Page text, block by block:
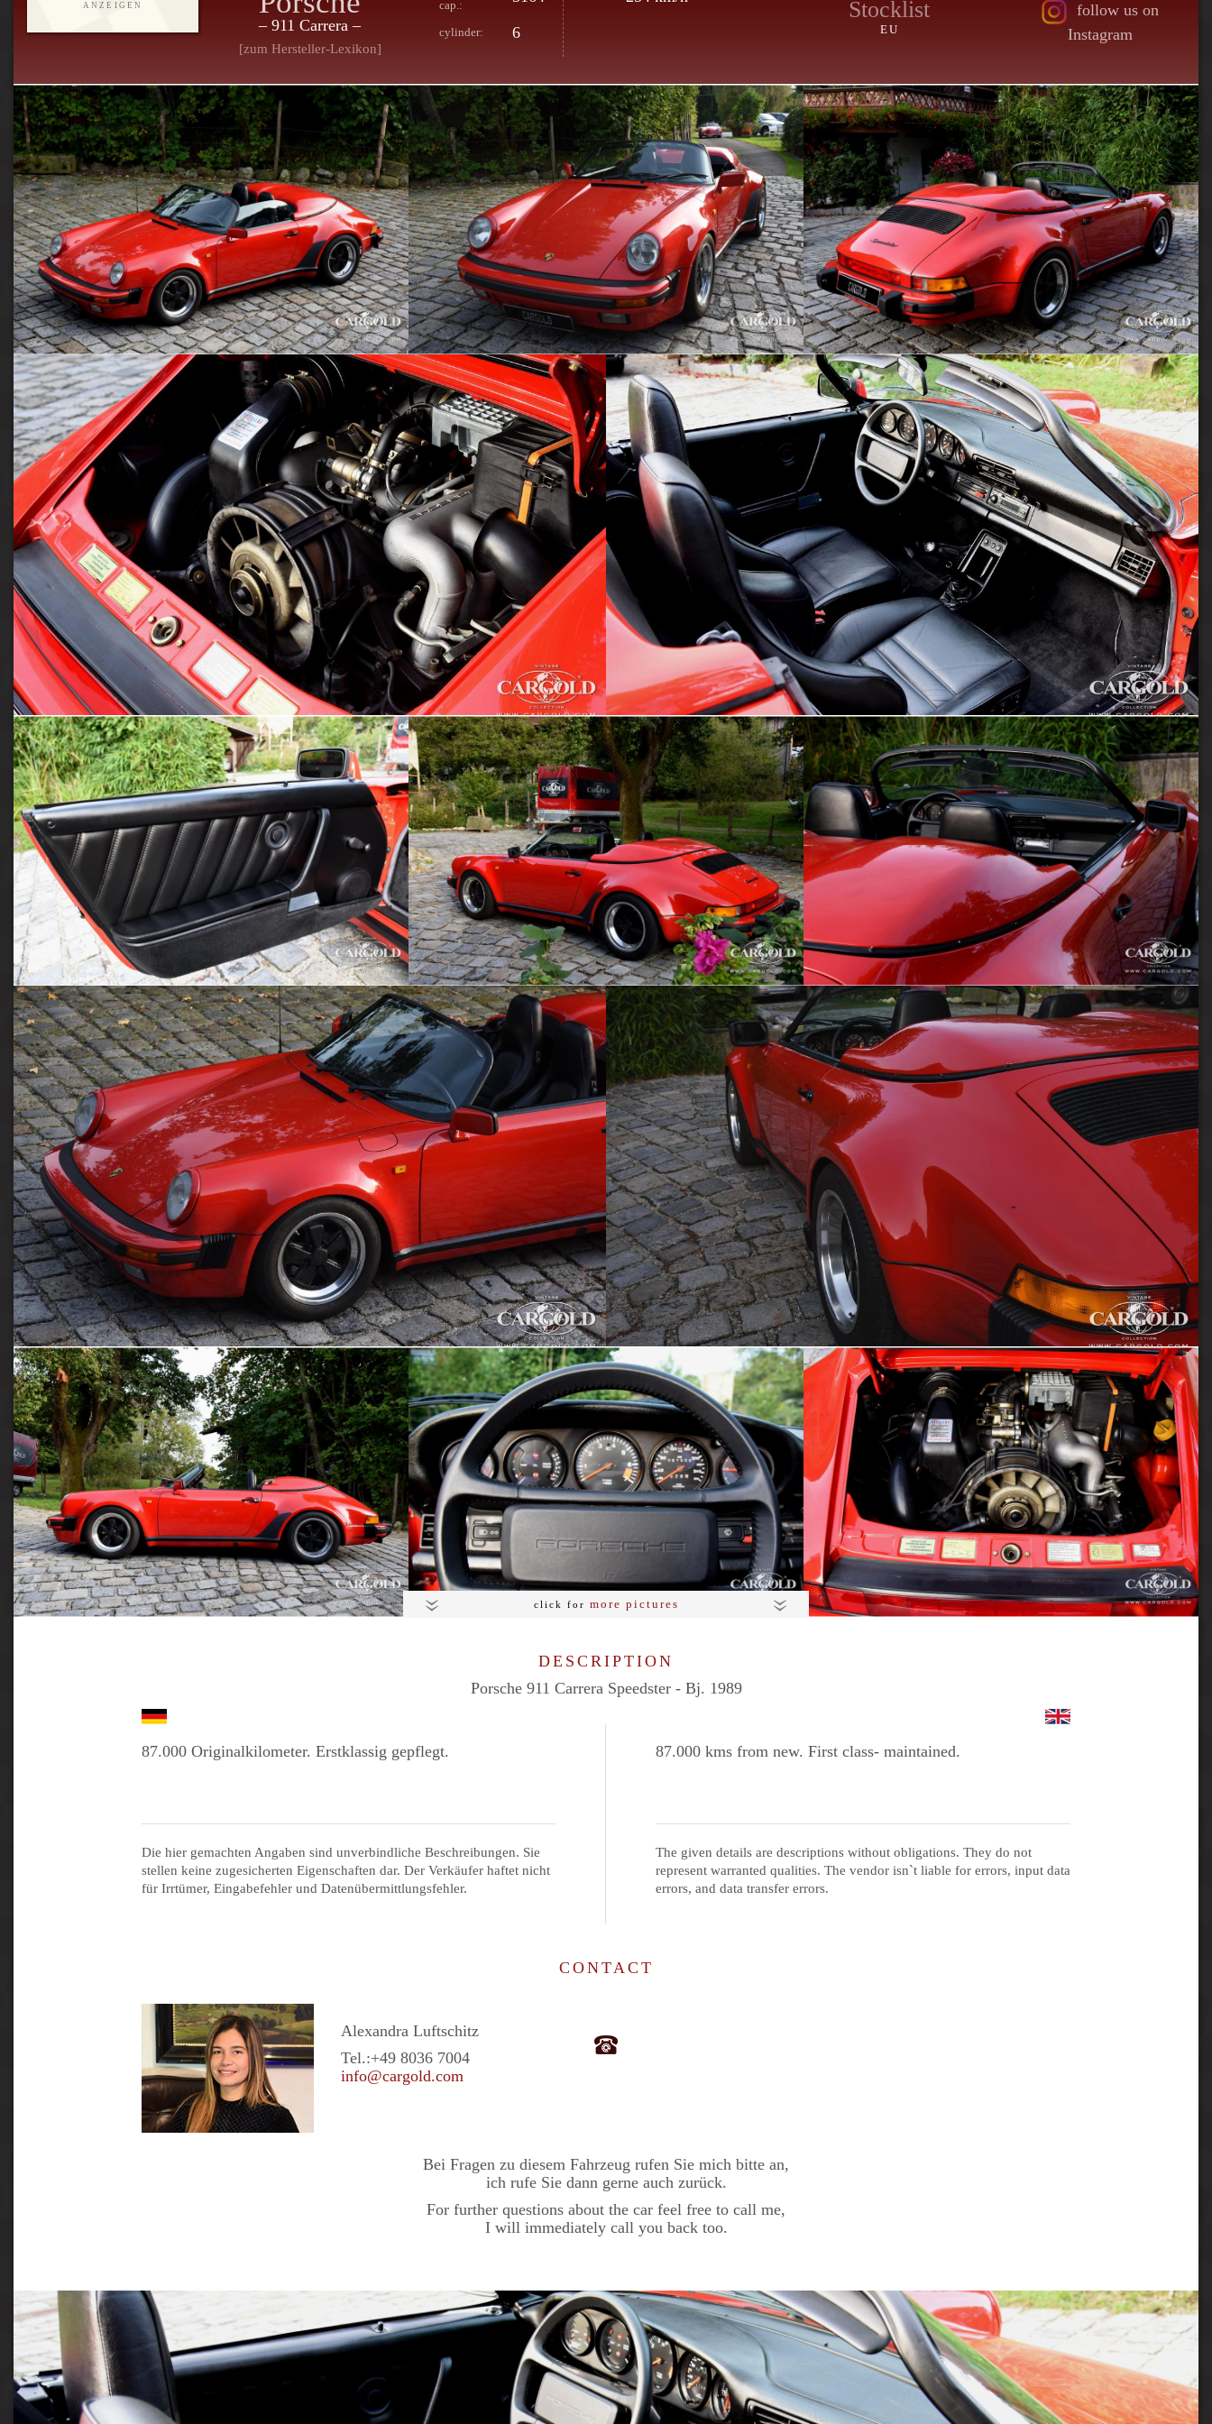
ANZEIGEN
– 911 Carrera –
[zum Hersteller-Lexikon]
cap.:
cylinder: 6
Stocklist
EU
follow us on
Instagram
click for more pictures
DESCRIPTION
Porsche 911 Carrera Speedster - Bj. 1989
87.000 Originalkilometer. Erstklassig gepflegt. 87.000 kms from new. First class- maintained.
Die hier gemachten Angaben sind unverbindliche Beschreibungen. Sie
stellen keine zugesicherten Eigenschaften dar. Der Verkäufer haftet nicht
für Irrtümer, Eingabefehler und Datenübermittlungsfehler.
The given details are descriptions without obligations. They do not
represent warranted qualities. The vendor isn`t liable for errors, input data
errors, and data transfer errors.
CONTACT
Alexandra Luftschitz
Tel.:+49 8036 7004
info@cargold.com
Bei Fragen zu diesem Fahrzeug rufen Sie mich bitte an,
ich rufe Sie dann gerne auch zurück.
For further questions about the car feel free to call me,
I will immediately call you back too.